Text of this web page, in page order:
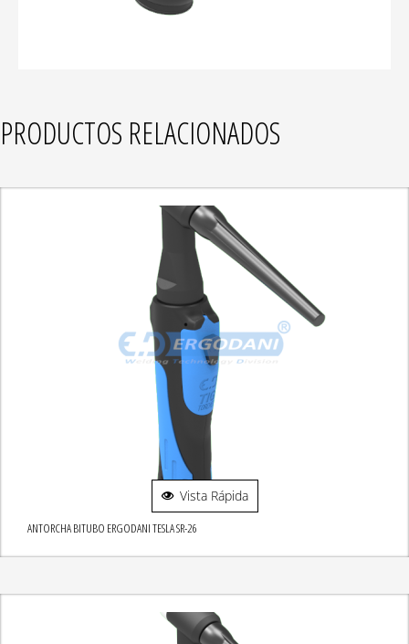
PRODUCTOS RELACIONADOS
Vista Rápida
ANTORCHA BITUBO ERGODANI TESLA SR-26